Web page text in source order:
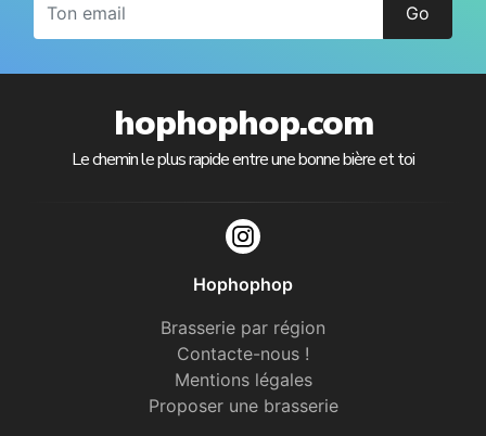
Go
hophophop.com
Le chemin le plus rapide entre une bonne bière et toi
Hophophop
Brasserie par région
Contacte-nous !
Mentions légales
Proposer une brasserie